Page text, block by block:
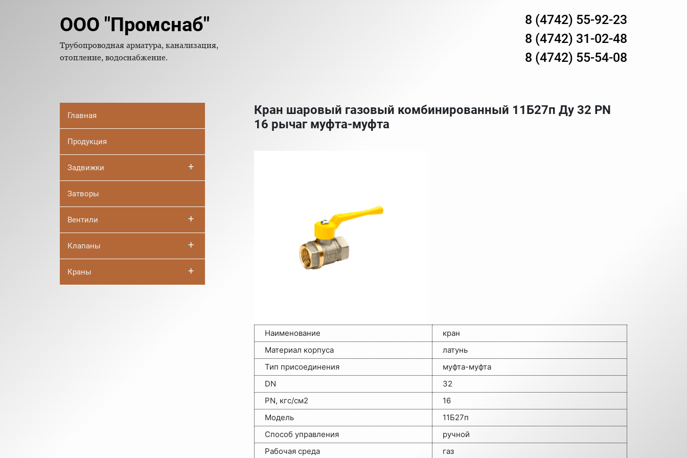
ООО "Промснаб"
Трубопроводная арматура, канализация,
отопление, водоснабжение.
8 (4742) 55-92-23
8 (4742) 31-02-48
8 (4742) 55-54-08
Главная
Продукция
Задвижки +
Затворы
Вентили +
Клапаны +
Краны +
Кран шаровый газовый комбинированный 11Б27п Ду 32 PN
16 рычаг муфта-муфта
Наименование
кран
Материал корпуса
латунь
Тип присоединения
муфта-муфта
DN
32
PN, кгс/см2
16
Модель
11Б27п
Способ управления
ручной
Рабочая среда
газ